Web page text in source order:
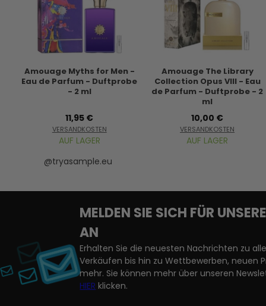
Amouage Myths for Men -
Eau de Parfum - Duftprobe
- 2 ml
11,95 €
VERSANDKOSTEN
AUF LAGER
Amouage The Library
Collection Opus VIII - Eau
de Parfum - Duftprobe - 2
ml
10,00 €
VERSANDKOSTEN
AUF LAGER
@tryasample.eu
MELDEN SIE SICH FÜR
AN
Erhalten Sie die neuesten Nachrichten zu
Verkäufen bis hin zu Wettbewerben, neuen
mehr. Sie können mehr über unseren
HIER klicken.